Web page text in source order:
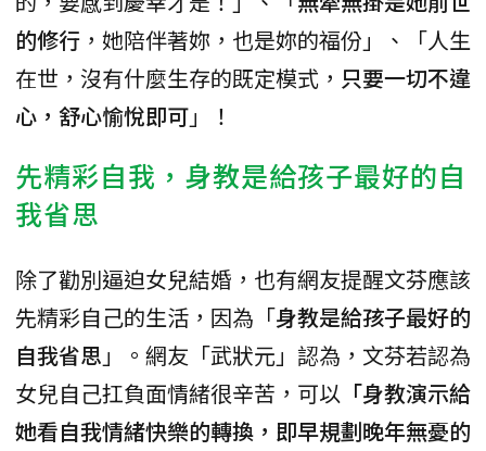
的修行 ，她陪伴著妳，也是妳的福份」、「人生
在世，沒有什麼生存的既定模式， 只要一切不違
心，舒心愉悅即可」！
先精彩自我，身教是給孩子最好的自
我省思
除了勸別逼迫女兒結婚，也有網友提醒文芬應該
先精彩自己的生活，因為「身教是給孩子最好的
自我省思 」。網友「武狀元」認為，文芬若認為
女兒自己扛負面情緒很辛苦，可以 「身教演示給
她看自我情緒快樂的轉換，即早規劃晚年無憂的